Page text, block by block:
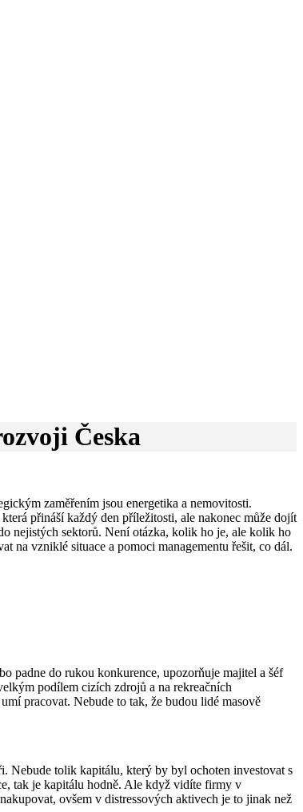
Česka
zaměřením jsou energetika a nemovitosti.
přináší každý den příležitosti, ale nakonec může dojít
nejistých sektorů. Není otázka, kolik ho je, ale kolik ho
na vzniklé situace a pomoci managementu řešit, co dál.
padne do rukou konkurence, upozorňuje majitel a šéf
podílem cizích zdrojů a na rekreačních
pracovat. Nebude to tak, že budou lidé masově
Nebude tolik kapitálu, který by byl ochoten investovat s
tak je kapitálu hodně. Ale když vidíte firmy v
ovšem v distressových aktivech je to jinak než